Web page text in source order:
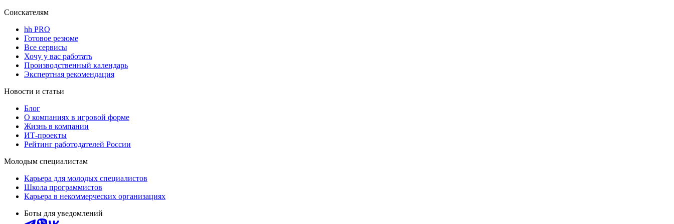
Соискателям
hh PRO
Готовое резюме
Все сервисы
Хочу у вас работать
Производственный календарь
Экспертная рекомендация
Новости и статьи
Блог
О компаниях в игровой форме
Жизнь в компании
ИТ-проекты
Рейтинг работодателей России
Молодым специалистам
Карьера для молодых специалистов
Школа программистов
Карьера в некоммерческих организациях
Боты для уведомлений